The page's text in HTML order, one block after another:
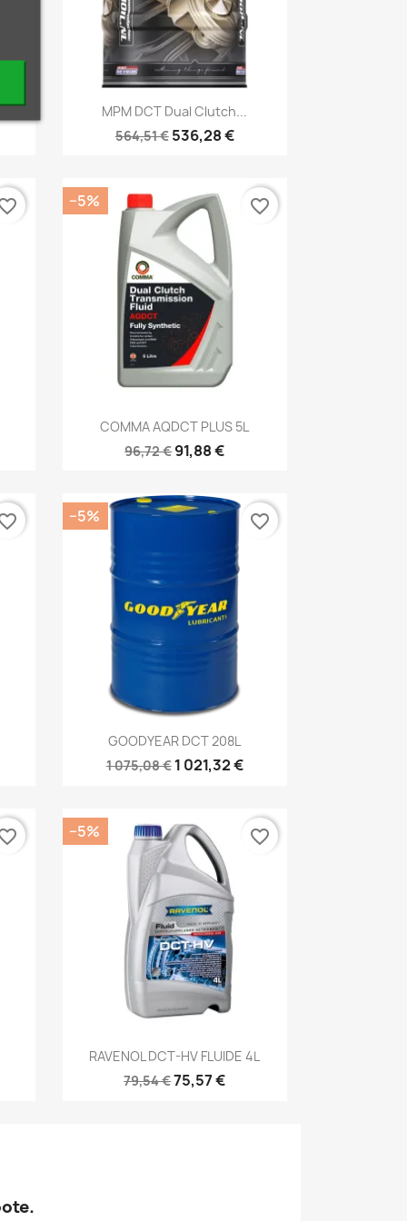
Kiirvaade
MPM DCT Dual Clutch...
564,51 € 536,28 €
 Kiirvaade
COMMA AQDCT PLUS 5L
96,72 €91,88 €
−5% favorite_border
Kiirvaade
GOODYEAR DCT 208L
1 075,08 € 1 021,32 €
−5% favorite_border
Kiirvaade
RAVENOL DCT-HV FLUIDE 4L
79,54 €75,57 €
−5% favorite_border